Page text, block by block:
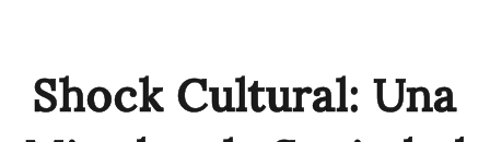
Shock Cultural: Una